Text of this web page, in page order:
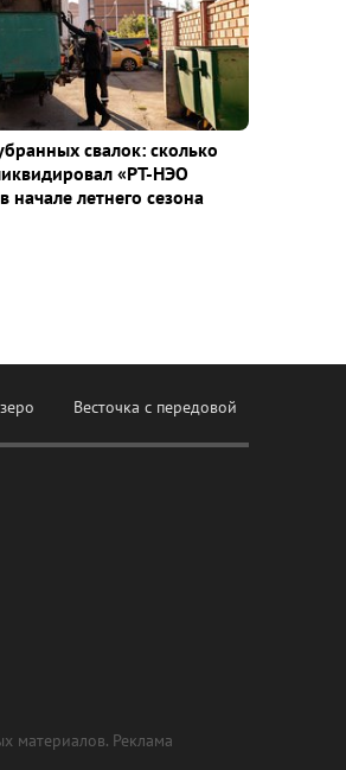
свалок: сколько
«РТ-НЭО
начале летнего сезона
Весточка с передовой
материалов. Реклама